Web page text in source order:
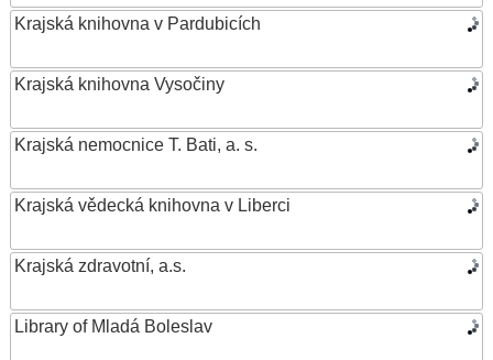
Krajská knihovna v Pardubicích
Krajská knihovna Vysočiny
Krajská nemocnice T. Bati, a. s.
Krajská vědecká knihovna v Liberci
Krajská zdravotní, a.s.
Library of Mladá Boleslav